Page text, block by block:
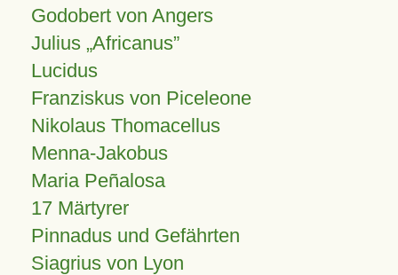
Godobert von Angers
Julius Africanus
Lucidus
Franziskus von Piceleone
Nikolaus Thomacellus
Menna-Jakobus
Maria Peñalosa
17 Märtyrer
Pinnadus und Gefährten
Siagrius von Lyon